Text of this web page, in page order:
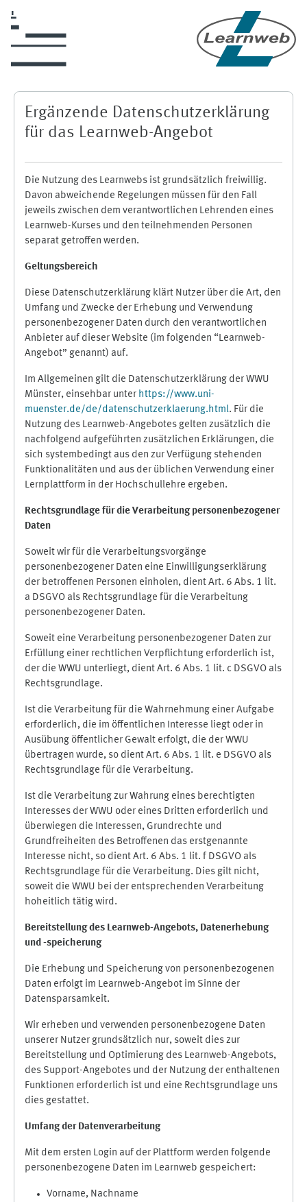
Ergänzende Datenschutzerklärung
für das Learnweb-Angebot
Die Nutzung des Learnwebs ist grundsätzlich freiwillig.
Davon abweichende Regelungen müssen für den Fall
jeweils zwischen dem verantwortlichen Lehrenden eines
Learnweb-Kurses und den teilnehmenden Personen
separat getroffen werden.
Geltungsbereich
Diese Datenschutzerklärung klärt Nutzer über die Art, den
Umfang und Zwecke der Erhebung und Verwendung
personenbezogener Daten durch den verantwortlichen
Anbieter auf dieser Website (im folgenden “Learnweb-
Angebot” genannt) auf.
Im Allgemeinen gilt die Datenschutzerklärung der WWU
Münster, einsehbar unter https://www.uni-
muenster.de/de/datenschutzerklaerung.html. Für die
Nutzung des Learnweb-Angebotes gelten zusätzlich die
nachfolgend aufgeführten zusätzlichen Erklärungen, die
sich systembedingt aus den zur Verfügung stehenden
Funktionalitäten und aus der üblichen Verwendung einer
Lernplattform in der Hochschullehre ergeben.
Rechtsgrundlage für die Verarbeitung personenbezogener
Daten
Soweit wir für die Verarbeitungsvorgänge
personenbezogener Daten eine Einwilligungserklärung
der betroffenen Personen einholen, dient Art. 6 Abs. 1 lit.
a DSGVO als Rechtsgrundlage für die Verarbeitung
personenbezogener Daten.
Soweit eine Verarbeitung personenbezogener Daten zur
Erfüllung einer rechtlichen Verpflichtung erforderlich ist,
der die WWU unterliegt, dient Art. 6 Abs. 1 lit. c DSGVO als
Rechtsgrundlage.
Ist die Verarbeitung für die Wahrnehmung einer Aufgabe
erforderlich, die im öffentlichen Interesse liegt oder in
Ausübung öffentlicher Gewalt erfolgt, die der WWU
übertragen wurde, so dient Art. 6 Abs. 1 lit. e DSGVO als
Rechtsgrundlage für die Verarbeitung.
Ist die Verarbeitung zur Wahrung eines berechtigten
Interesses der WWU oder eines Dritten erforderlich und
überwiegen die Interessen, Grundrechte und
Grundfreiheiten des Betroffenen das erstgenannte
Interesse nicht, so dient Art. 6 Abs. 1 lit. f DSGVO als
Rechtsgrundlage für die Verarbeitung. Dies gilt nicht,
soweit die WWU bei der entsprechenden Verarbeitung
hoheitlich tätig wird.
Bereitstellung des Learnweb-Angebots, Datenerhebung
und -speicherung
Die Erhebung und Speicherung von personenbezogenen
Daten erfolgt im Learnweb-Angebot im Sinne der
Datensparsamkeit.
Wir erheben und verwenden personenbezogene Daten
unserer Nutzer grundsätzlich nur, soweit dies zur
Bereitstellung und Optimierung des Learnweb-Angebots,
des Support-Angebotes und der Nutzung der enthaltenen
Funktionen erforderlich ist und eine Rechtsgrundlage uns
dies gestattet.
Umfang der Datenverarbeitung
Mit dem ersten Login auf der Plattform werden folgende
personenbezogene Daten im Learnweb gespeichert:
Vorname, Nachname